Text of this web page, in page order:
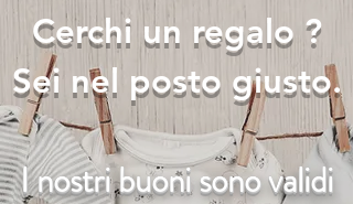
Cerchi un regalo ?
Sei nel posto giusto.
I nostri buoni sono validi